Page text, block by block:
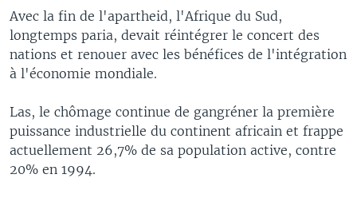
Avec la fin de l'apartheid, l'Afrique du Sud,
longtemps paria, devait réintégrer le concert des
nations et renouer avec les bénéfices de l'intégration
à l'économie mondiale.
Las, le chômage continue de gangréner la première
puissance industrielle du continent africain et frappe
actuellement 26,7% de sa population active, contre
20% en 1994.